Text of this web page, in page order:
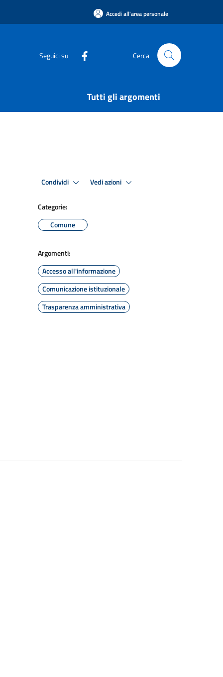
Accedi all'area personale
Seguici su Cerca
Tutti gli argomenti
Condividi Vedi azioni
Categorie:
Comune
Argomenti:
Accesso all'informazione
Comunicazione istituzionale
Trasparenza amministrativa